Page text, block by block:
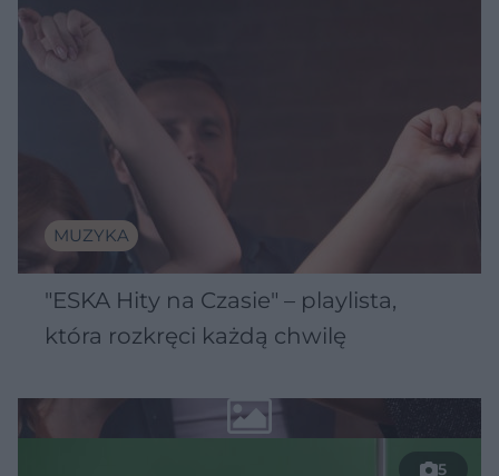
MUZYKA
"ESKA Hity na Czasie" – playlista,
która rozkręci każdą chwilę
5